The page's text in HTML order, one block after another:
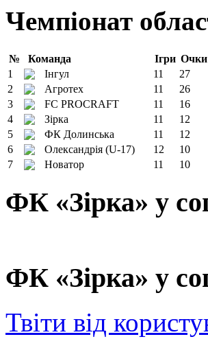
Чемпіонат
№ Команда Ігри Очки
1
Інгул 11
27
2
Агротех 11
26
3
FC PROCRAFT 11
16
4
Зірка 11
12
5
ФК Долинська 11
12
6
Олександрія (U-17) 12
10
7
Новатор 11 10
ФК «Зірка» у
ФК «Зірка» у
Твіти від